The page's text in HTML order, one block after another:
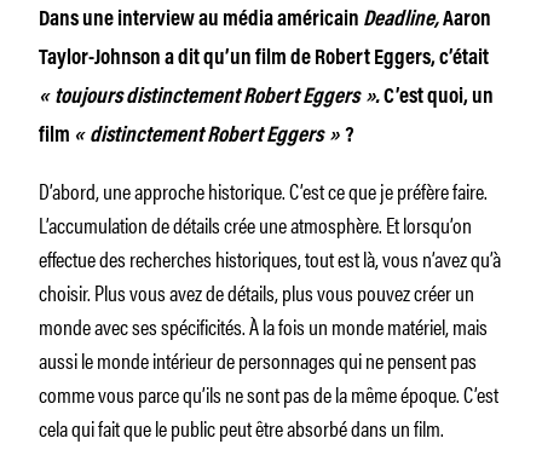
Dans une interview au média américain Deadline,Aaron
Taylor-Johnson a dit qu’un film de Robert Eggers, c’était
« toujours distinctement Robert Eggers ».C’est quoi, un
film « distinctement Robert Eggers »?
D’abord, une approche historique. C’est ce que je préfère faire.
L’accumulation de détails crée une atmosphère. Et lorsqu’on
effectue des recherches historiques, tout est là, vous n’avez qu’à
choisir. Plus vous avez de détails, plus vous pouvez créer un
monde avec ses spécificités. À la fois un monde matériel, mais
aussi le monde intérieur de personnages qui ne pensent pas
comme vous parce qu’ils ne sont pas de la même époque. C’est
cela qui fait que le public peut être absorbé dans un film.